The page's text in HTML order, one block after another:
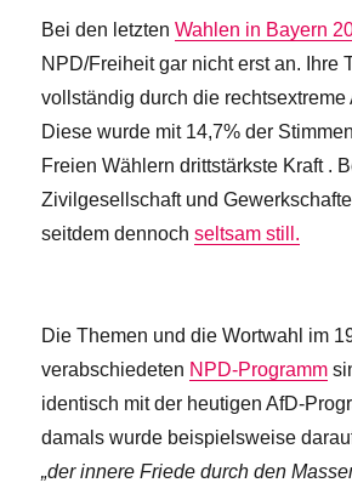
Bei den letztenWahlen in Bayern
NPD/Freiheit gar nicht erst an. Ihre
vollständig durch die rechtsextreme
Diese wurde mit 14,7% der
Freien Wählern drittstärkste Kraft .
Zivilgesellschaft und
seitdem dennochseltsam still.
Die Themen und die Wortwahl im
verabschiedeten NPD-Programm
identisch mit der heutigen AfD-
damals wurde beispielsweise
„der innere Friede durch den